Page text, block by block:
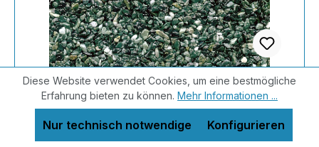
Steinteppich Komplett Set | 50kg Marmor
| Primer | Binder | Finish | ca. 5m²
Diese Website verwendet Cookies, um eine bestmögliche
Erfahrung bieten zu können. Mehr Informationen ...
Nur technisch notwendige Konfigurieren